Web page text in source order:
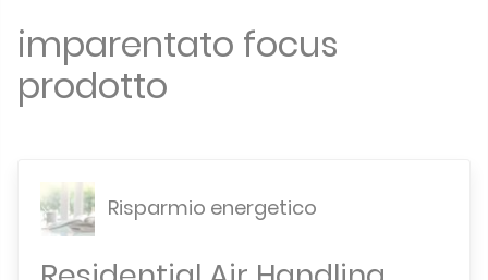
imparentato focus
prodotto
Risparmio energetico